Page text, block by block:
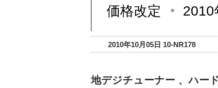
価格改定 2010
2010年10月05日 10-NR178
地デジチューナー 、ハー